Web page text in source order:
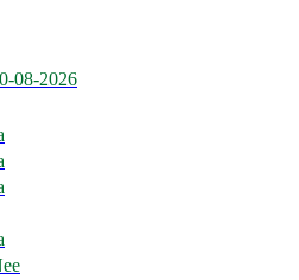
08-2026